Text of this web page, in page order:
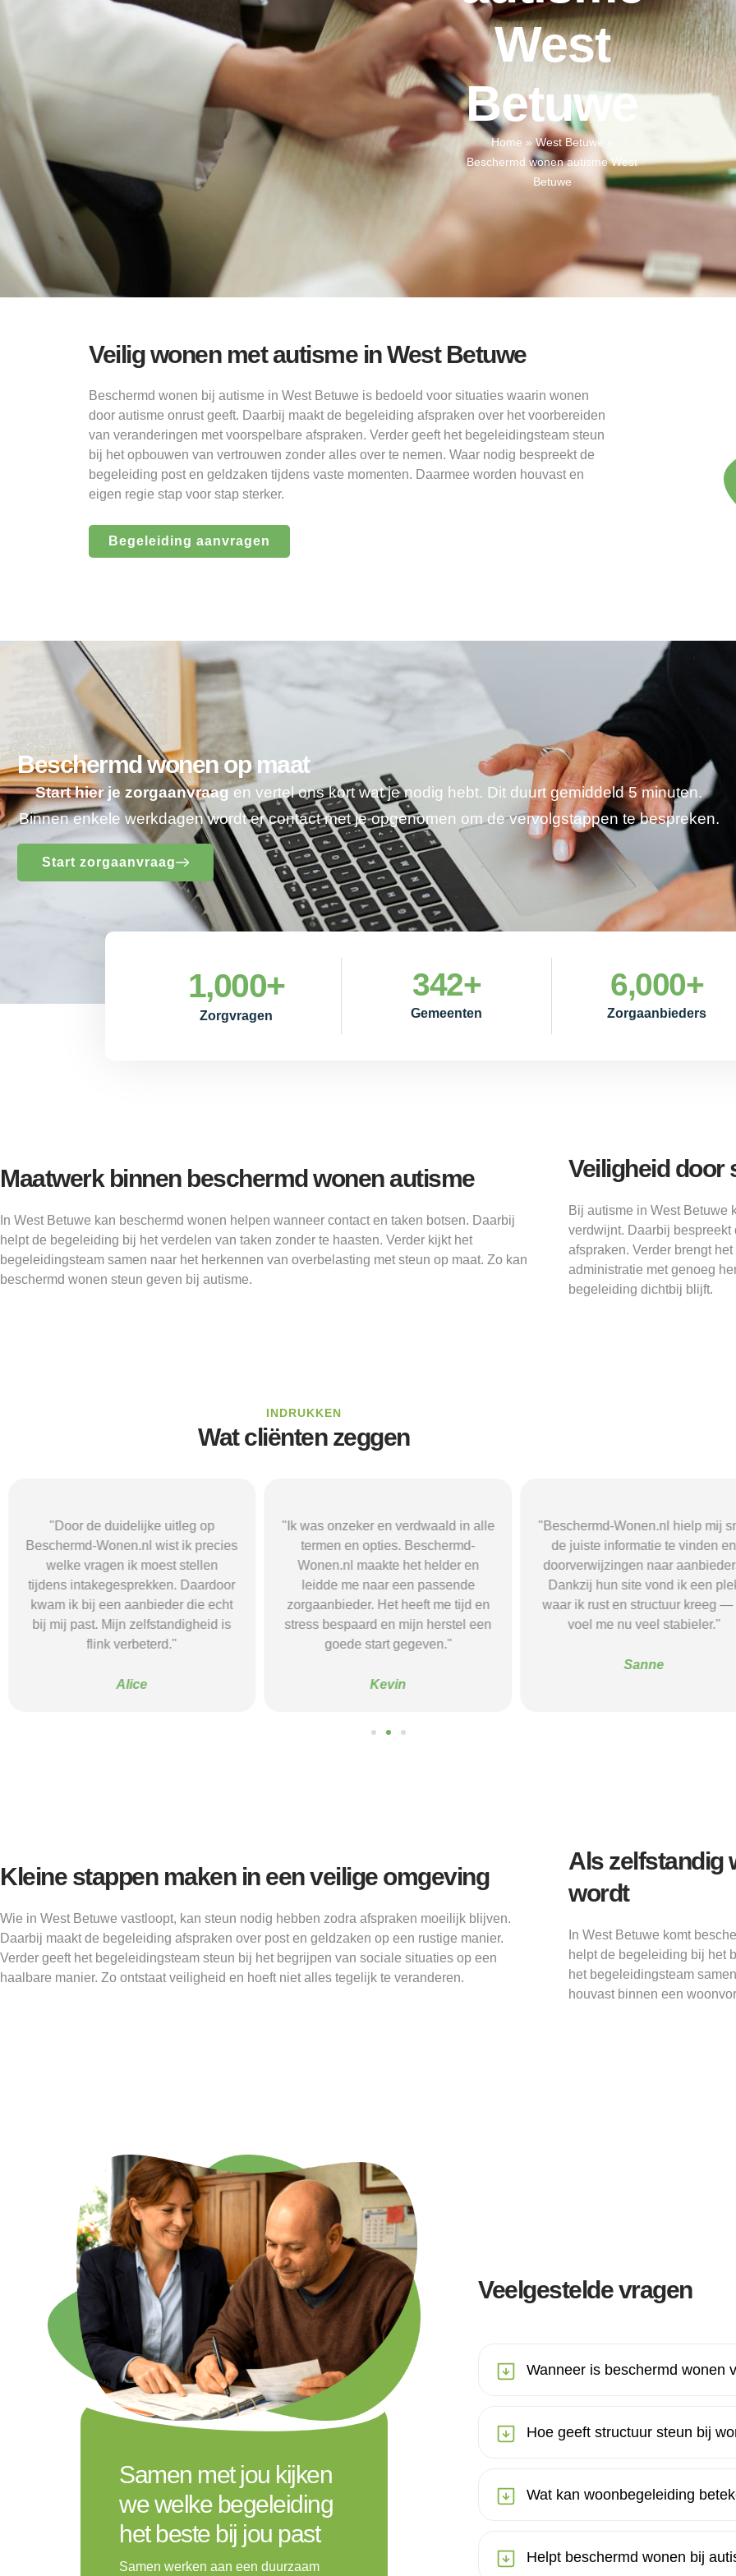
West
Betuwe
Home »West Betuwe
Beschermd wonen autisme West
Betuwe
Veilig wonen met autisme in West Betuwe
Beschermd wonen bij autisme in West Betuwe is bedoeld voor situaties waarin wonen
door autisme onrust geeft. Daarbij maakt de begeleiding afspraken over het voorbereiden
van veranderingen met voorspelbare afspraken. Verder geeft het begeleidingsteam steun
bij het opbouwen van vertrouwen zonder alles over te nemen. Waar nodig bespreekt de
begeleiding post en geldzaken tijdens vaste momenten. Daarmee worden houvast en
eigen regie stap voor stap sterker.
Begeleiding aanvragen
Beschermd wonen op maat
Start hier je zorgaanvraagen vertel ons kort wat je nodig hebt. Dit duurt gemiddeld 5 minuten.
Binnen enkele werkdagen wordt er contact met je opgenomen om de vervolgstappen te bespreken.
Start zorgaanvraag
Zorgvragen
1,000+
Gemeenten
342+
Zorgaanbieders
6,000+
Maatwerk binnen beschermd wonen autisme
In West Betuwe kan beschermd wonen helpen wanneer contact en taken botsen. Daarbij
helpt de begeleiding bij het verdelen van taken zonder te haasten. Verder kijkt het
begeleidingsteam samen naar het herkennen van overbelasting met steun op maat. Zo kan
beschermd wonen steun geven bij autisme.
Veiligheid door
Bij autisme in West Betuwe
verdwijnt. Daarbij bespreekt
afspraken. Verder brengt
administratie met genoeg
begeleiding dichtbij blijft.
INDRUKKEN
Wat cliënten zeggen
"Door de duidelijke uitleg op
Beschermd-Wonen.nl wist ik precies
welke vragen ik moest stellen
tijdens intakegesprekken. Daardoor
kwam ik bij een aanbieder die echt
bij mij past. Mijn zelfstandigheid is
flink verbeterd."
Alice
"Ik was onzeker en verdwaald in alle
termen en opties. Beschermd-
Wonen.nl maakte het helder en
leidde me naar een passende
zorgaanbieder. Het heeft me tijd en
stress bespaard en mijn herstel een
goede start gegeven."
Kevin
"Beschermd-Wonen.nl hielp mij
de juiste informatie te vinden en
doorverwijzingen naar
Dankzij hun site vond ik een
waar ik rust en structuur kreeg —
voel me nu veel stabieler."
Sanne
Kleine stappen maken in een veilige omgeving
Wie in West Betuwe vastloopt, kan steun nodig hebben zodra afspraken moeilijk blijven.
Daarbij maakt de begeleiding afspraken over post en geldzaken op een rustige manier.
Verder geeft het begeleidingsteam steun bij het begrijpen van sociale situaties op een
haalbare manier. Zo ontstaat veiligheid en hoeft niet alles tegelijk te veranderen.
Als zelfstandig
wordt
In West Betuwe komt
helpt de begeleiding bij het
het begeleidingsteam
houvast binnen een
Samen met jou kijken
we welke begeleiding
het beste bij jou past
Samen werken aan een duurzaam
Veelgestelde vragen
Wanneer is beschermd wonen
Hoe geeft structuur steun bij
Wat kan woonbegeleiding
Helpt beschermd wonen bij